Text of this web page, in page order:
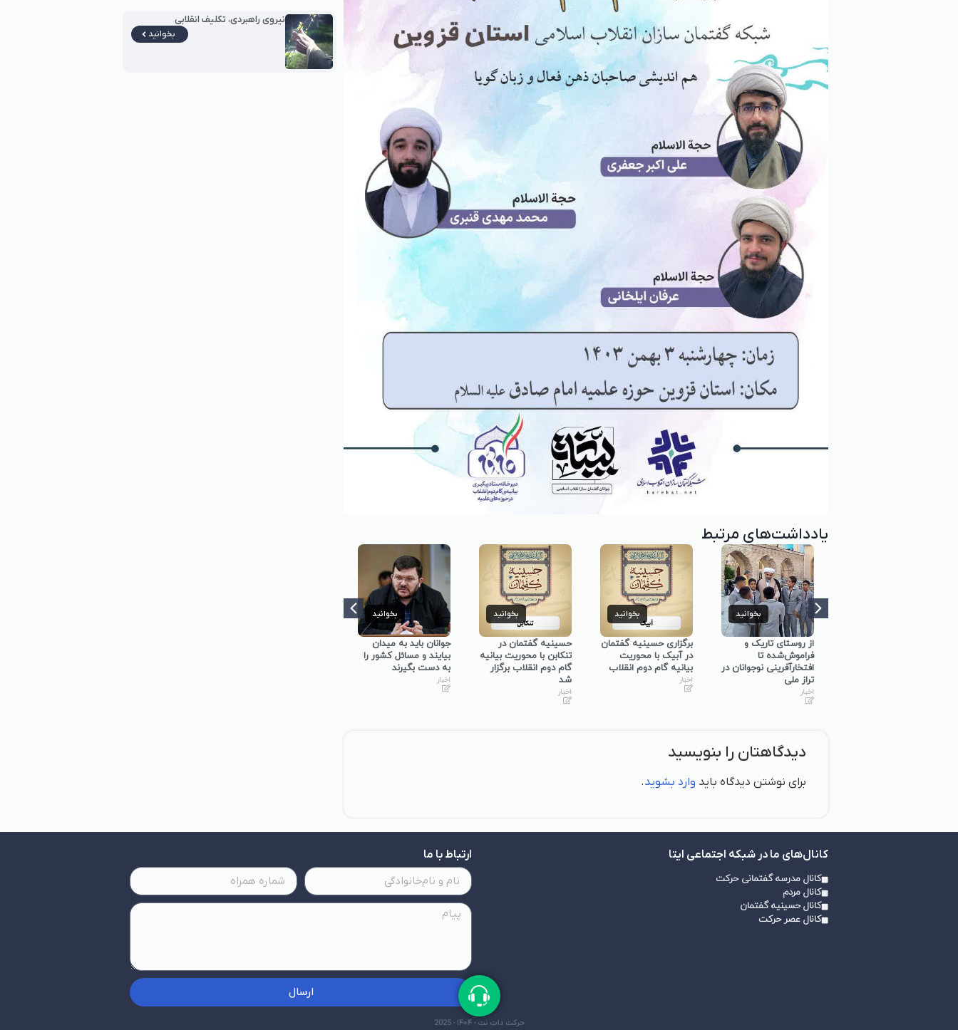
یادداشت‌های مرتبط
بخوانید
از روستای تاریک و
فراموش‌شده تا
افتخارآفرینی نوجوانان در
تراز ملی
اخبار
بخوانید
برگزاری حسینیه گفتمان
در آبیک با محوریت
بیانیه گام دوم انقلاب
اخبار
بخوانید
حسینیه گفتمان در
تنکابن با محوریت بیانیه
گام دوم انقلاب برگزار
شد
اخبار
بخوانید
جوانان باید به میدان
بیایند و مسائل کشور را
به دست بگیرند
اخبار
دیدگاهتان را بنویسید
برای نوشتن دیدگاه باید وارد بشوید.
نیروی راهبردی، تکلیف انقلابی
بخوانید
ارتباط با ما
ارسال
کانال‌های ما در شبکه اجتماعی ایتا
کانال مدرسه گفتمانی حرکت
کانال مردم
کانال حسینیه گفتمان
کانال عصر حرکت
حرکت دات نت - ۱۴۰۴ - 2025